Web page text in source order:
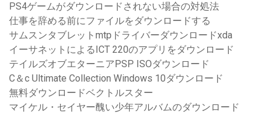
PS4ゲームがダウンロードされない場合の対処法
仕事を辞める前にファイルをダウンロードする
サムスンタブレットmtpドライバーダウンロードxda
イーサネットによるICT 220のアプリをダウンロード
テイルズオブエターニアPSP ISOダウンロード
C＆c Ultimate Collection Windows 10ダウンロード
無料ダウンロードベクトルスター
マイケル・セイヤー醜い少年アルバムのダウンロード